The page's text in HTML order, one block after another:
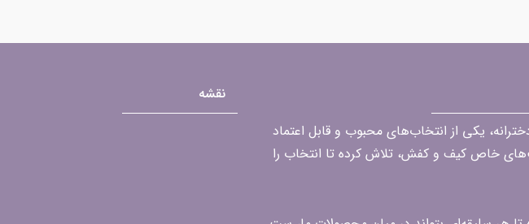
و دخترانه، یکی از انتخاب‌های محبوب و قابل اعتماد
خاص کیف و کفش، تلاش کرده تا انتخاب را
نقشه